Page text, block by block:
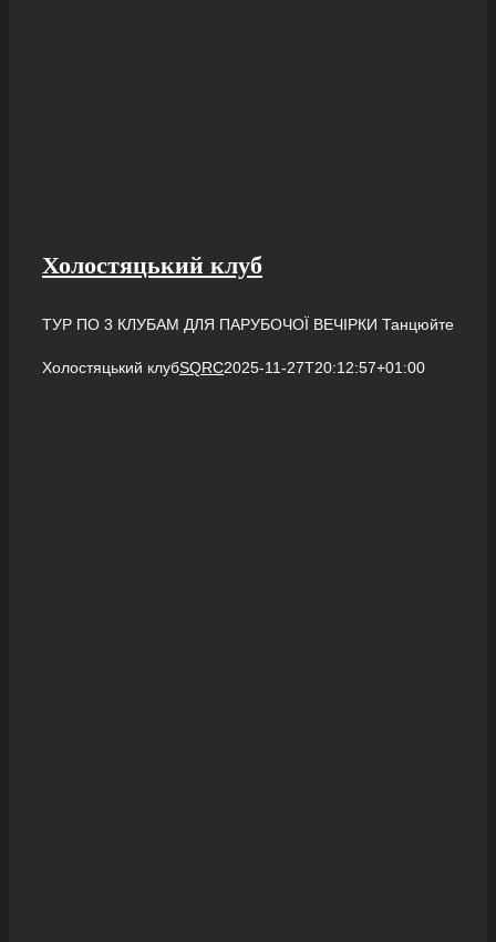
Холостяцький клуб
ТУР ПО 3 КЛУБАМ ДЛЯ ПАРУБОЧОЇ ВЕЧІРКИ Танцюйте
Холостяцький клубSQRC2025-11-27T20:12:57+01:00